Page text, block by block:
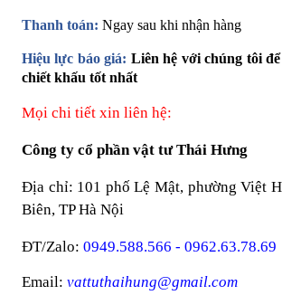
Thanh toán: Ngay sau khi nhận hàng
Hiệu lực báo giá: Liên hệ với chúng tôi
chiết khấu tốt nhất
Mọi chi tiết xin liên hệ:
Công ty cổ phần vật tư Thái Hưng
Địa chỉ: 101 phố Lệ Mật, phường Việt
Biên, TP Hà Nội
ĐT/Zalo: 0949.588.566 - 0962.63.78.69
Email: vattuthaihung@gmail.com